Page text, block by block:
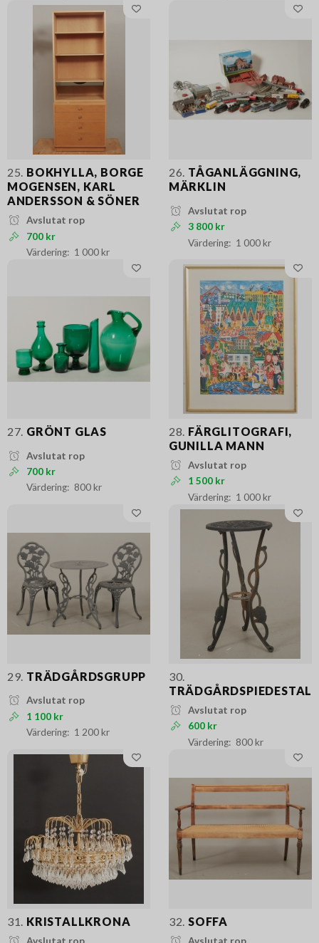
25. BOKHYLLA, BORGE
MOGENSEN, KARL
ANDERSSON & SÖNER
Avslutat rop
700 kr
1 000 kr
26. TÅGANLÄGGNING,
MÄRKLIN
Avslutat rop
3 800 kr
1 000 kr
27. GRÖNT GLAS
Avslutat rop
700 kr
800 kr
28. FÄRGLITOGRAFI,
GUNILLA MANN
Avslutat rop
1 500 kr
1 000 kr
29. TRÄDGÅRDSGRUPP
Avslutat rop
1 100 kr
1 200 kr
30.
TRÄDGÅRDSPIEDESTAL
Avslutat rop
600 kr
800 kr
31. KRISTALLKRONA
Avslutat rop
32. SOFFA
Avslutat rop